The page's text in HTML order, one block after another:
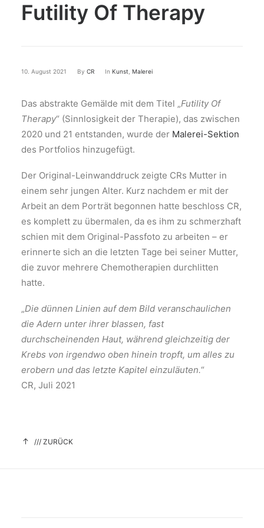
Futility Of Therapy
10. August 2021 By CR In Kunst Malerei
Das abstrakte Gemälde mit dem Titel „Futility Of
Therapy“ (Sinnlosigkeit der Therapie), das zwischen
2020 und 21 entstanden, wurde der Malerei-Sektion
des Portfolios hinzugefügt.
Der Original-Leinwanddruck zeigte CRs Mutter in
einem sehr jungen Alter. Kurz nachdem er mit der
Arbeit an dem Porträt begonnen hatte beschloss CR,
es komplett zu übermalen, da es ihm zu schmerzhaft
schien mit dem Original-Passfoto zu arbeiten – er
erinnerte sich an die letzten Tage bei seiner Mutter,
die zuvor mehrere Chemotherapien durchlitten
hatte.
„Die dünnen Linien auf dem Bild veranschaulichen
die Adern unter ihrer blassen, fast
durchscheinenden Haut, während gleichzeitig der
Krebs von irgendwo oben hinein tropft, um alles zu
erobern und das letzte Kapitel einzuläuten.“
CR, Juli 2021
/// ZURÜCK